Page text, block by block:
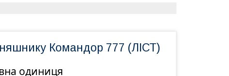
Командор 777 (ЛІСТ)
одиниця